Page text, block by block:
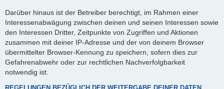
Darüber hinaus ist der Betreiber berechtigt, im Rahmen einer
Interessenabwägung zwischen deinen und seinen Interessen sowie
den Interessen Dritter, Zeitpunkte von Zugriffen und Aktionen
zusammen mit deiner IP-Adresse und der von deinem Browser
übermittelter Browser-Kennung zu speichern, sofern dies zur
Gefahrenabwehr oder zur rechtlichen Nachverfolgbarkeit
notwendig ist.